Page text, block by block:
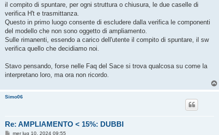
a
g
i
o
il compito di spuntare, per ogni struttura o chiusura, le due caselle di
verifica H't e trasmittanza.
Questo in primo luogo consente di escludere dalla verifica le componenti
del modello che non sono oggetto di ampliamento.
Sulle rimanenti, essendo a carico dell'utente il compito di spuntare, il sw
verifica quello che decidiamo noi.
Stavo pensando, forse nelle Faq del Sace si trova qualcosa su come la
interpretano loro, ma ora non ricordo.
Simo06
Re: AMPLIAMENTO < 15%: DUBBI
Mmer lug 10, 2024 09:55